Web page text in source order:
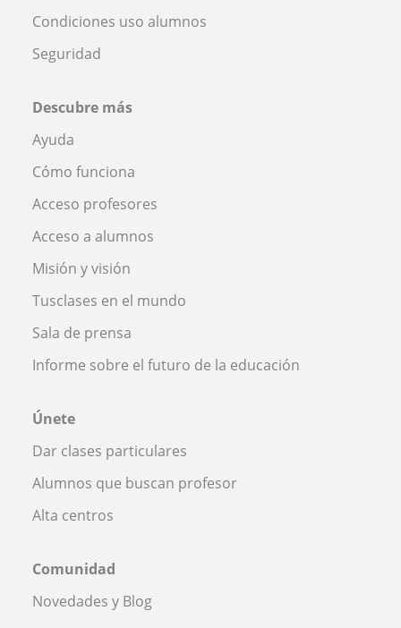
Condiciones uso alumnos
Seguridad
Descubre más
Ayuda
Cómo funciona
Acceso profesores
Acceso a alumnos
Misión y visión
Tusclases en el mundo
Sala de prensa
Informe sobre el futuro de la educación
Únete
Dar clases particulares
Alumnos que buscan profesor
Alta centros
Comunidad
Novedades y Blog